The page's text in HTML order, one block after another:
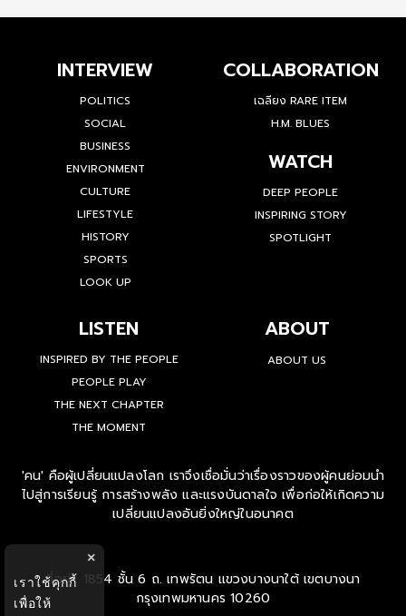
INTERVIEW
POLITICS
SOCIAL
BUSINESS
ENVIRONMENT
CULTURE
LIFESTYLE
HISTORY
SPORTS
LOOK UP
COLLABORATION
เฉลียง RARE ITEM
H.M. BLUES
WATCH
DEEP PEOPLE
INSPIRING STORY
SPOTLIGHT
LISTEN
INSPIRED BY THE PEOPLE
PEOPLE PLAY
THE NEXT CHAPTER
THE MOMENT
ABOUT
ABOUT US
'คน' คือผู้เปลี่ยนแปลงโลก เราจึงเชื่อมั่นว่าเรื่องราวของผู้คนย่อมนำ
ไปสู่การเรียนรู้ การสร้างพลัง และแรงบันดาลใจ เพื่อก่อให้เกิดความ
เปลี่ยนแปลงอันยิ่งใหญ่ในอนาคต
ที่อยู่ : 1854 ชั้น 6 ถ. เทพรัตน แขวงบางนาใต้ เขตบางนา
กรุงเทพมหานคร 10260
×
เราใช้คุกกี้
เพื่อให้